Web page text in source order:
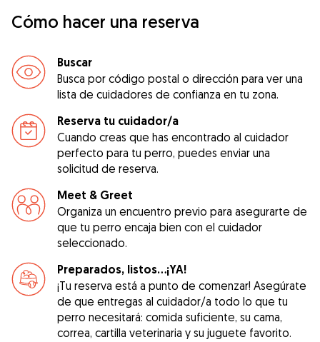
Cómo hacer una reserva
Buscar
Busca por código postal o dirección para ver una
lista de cuidadores de confianza en tu zona.
Reserva tu cuidador/a
Cuando creas que has encontrado al cuidador
perfecto para tu perro, puedes enviar una
solicitud de reserva.
Meet & Greet
Organiza un encuentro previo para asegurarte de
que tu perro encaja bien con el cuidador
seleccionado.
Preparados, listos...¡YA!
¡Tu reserva está a punto de comenzar! Asegúrate
de que entregas al cuidador/a todo lo que tu
perro necesitará: comida suficiente, su cama,
correa, cartilla veterinaria y su juguete favorito.